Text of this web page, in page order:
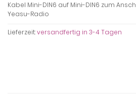
Kabel Mini-DIN6 auf Mini-DIN6 zum
Yeasu-Radio
Lieferzeit:versandfertig in 3-4 Tagen